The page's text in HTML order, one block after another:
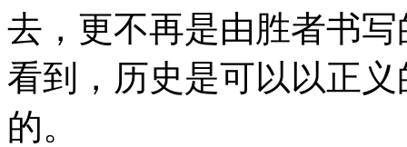
去，更不再是由胜者书
看到，历史是可以以正
的。